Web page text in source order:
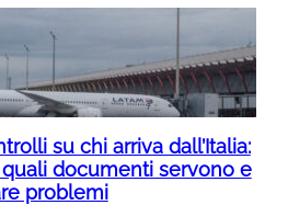
su chi arriva dall’Italia:
documenti servono e
problemi